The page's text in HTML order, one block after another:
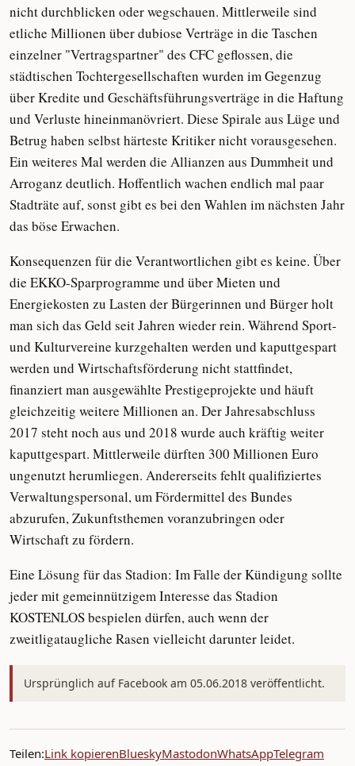
nicht durchblicken oder wegschauen. Mittlerweile sind
etliche Millionen über dubiose Verträge in die Taschen
einzelner "Vertragspartner" des CFC geflossen, die
städtischen Tochtergesellschaften wurden im Gegenzug
über Kredite und Geschäftsführungsverträge in die Haftung
und Verluste hineinmanövriert. Diese Spirale aus Lüge und
Betrug haben selbst härteste Kritiker nicht vorausgesehen.
Ein weiteres Mal werden die Allianzen aus Dummheit und
Arroganz deutlich. Hoffentlich wachen endlich mal paar
Stadträte auf, sonst gibt es bei den Wahlen im nächsten Jahr
das böse Erwachen.
Konsequenzen für die Verantwortlichen gibt es keine. Über
die EKKO-Sparprogramme und über Mieten und
Energiekosten zu Lasten der Bürgerinnen und Bürger holt
man sich das Geld seit Jahren wieder rein. Während Sport-
und Kulturvereine kurzgehalten werden und kaputtgespart
werden und Wirtschaftsförderung nicht stattfindet,
finanziert man ausgewählte Prestigeprojekte und häuft
gleichzeitig weitere Millionen an. Der Jahresabschluss
2017 steht noch aus und 2018 wurde auch kräftig weiter
kaputtgespart. Mittlerweile dürften 300 Millionen Euro
ungenutzt herumliegen. Andererseits fehlt qualifiziertes
Verwaltungspersonal, um Fördermittel des Bundes
abzurufen, Zukunftsthemen voranzubringen oder
Wirtschaft zu fördern.
Eine Lösung für das Stadion: Im Falle der Kündigung sollte
jeder mit gemeinnützigem Interesse das Stadion
KOSTENLOS bespielen dürfen, auch wenn der
zweitligataugliche Rasen vielleicht darunter leidet.
Ursprünglich auf Facebook am 05.06.2018 veröffentlicht.
Teilen:Link kopierenBlueskyMastodonWhatsAppTelegram